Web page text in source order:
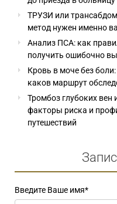
ТРУЗИ или
метод нужен именно
Анализ ПСА: как
получить ошибочно
Кровь в моче без
каков маршрут
Тромбоз глубоких
факторы риска и
путешествий
Введите Ваше имя*